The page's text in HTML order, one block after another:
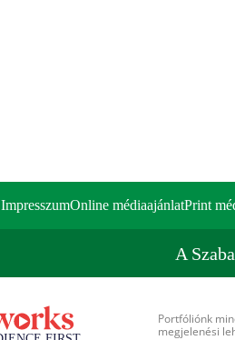
ImpresszumOnline médiaajánlatPrint
A
Portfóliónk
megjelenési